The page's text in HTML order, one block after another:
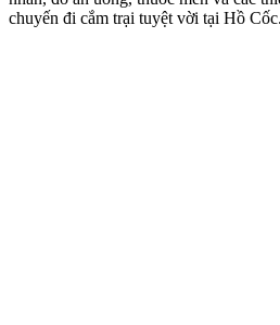
chuyến đi cắm trại tuyệt vời tại Hồ Cốc.